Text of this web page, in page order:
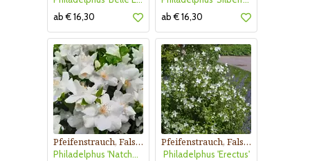
ab € 16,30
ab € 16,30
Pfeifenstrauch, Falscher Jasmin
Philadelphus 'Natchez'
Pfeifenstrauch, Falscher Jasmin
Philadelphus 'Erectus'